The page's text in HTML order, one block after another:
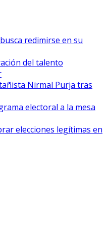
redimirse en su
del talento
Nirmal Purja tras
electoral a la mesa
elecciones legítimas en